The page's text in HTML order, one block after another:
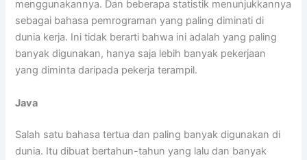
menggunakannya. Dan beberapa statistik menunjukkannya
sebagai bahasa pemrograman yang paling diminati di
dunia kerja. Ini tidak berarti bahwa ini adalah yang paling
banyak digunakan, hanya saja lebih banyak pekerjaan
yang diminta daripada pekerja terampil.
Java
Salah satu bahasa tertua dan paling banyak digunakan di
dunia. Itu dibuat bertahun-tahun yang lalu dan banyak